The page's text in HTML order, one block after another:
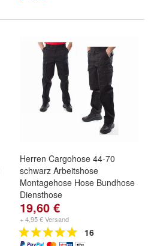
Herren Cargohose 44-70
schwarz Arbeitshose
Montagehose Hose Bundhose
Diensthose
19,60 €
+ 4,95 € Versand
16